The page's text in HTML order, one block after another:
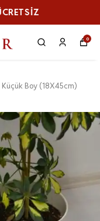
0
Küçük Boy (18X45cm)